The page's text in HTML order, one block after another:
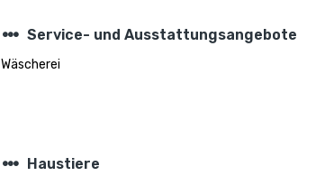
steppers Service- und Ausstattungsangebote
Wäscherei
steppers Haustiere